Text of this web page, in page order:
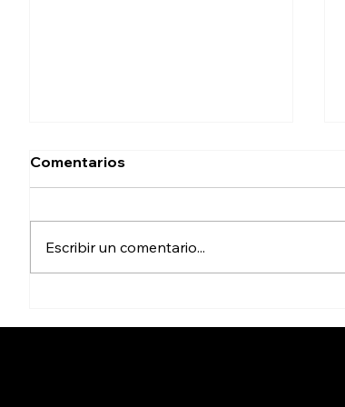
defensa de miles de niños
Comentarios
Escribir un comentario...